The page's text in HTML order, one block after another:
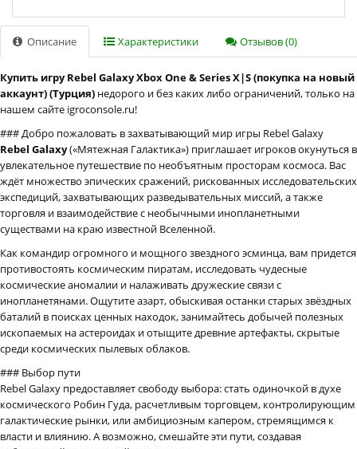
Описание Характеристики Отзывов (0)
Купить игру Rebel Galaxy Xbox One & Series X|S (покупка на новый
аккаунт) (Турция) недорого и без каких либо ограничений, только на
нашем сайте igroconsole.ru!
### Добро пожаловать в захватывающий мир игры Rebel Galaxy
Rebel Galaxy(«Мятежная Галактика») приглашает игроков окунуться в
увлекательное путешествие по необъятным просторам космоса. Вас
ждёт множество эпических сражений, рискованных исследовательских
экспедиций, захватывающих разведывательных миссий, а также
торговля и взаимодействие с необычными инопланетными
существами на краю известной Вселенной.
Как командир огромного и мощного звездного эсминца, вам придется
противостоять космическим пиратам, исследовать чудесные
космические аномалии и налаживать дружеские связи с
инопланетянами. Ощутите азарт, обыскивая останки старых звёздных
баталий в поисках ценных находок, занимайтесь добычей полезных
ископаемых на астероидах и отыщите древние артефакты, скрытые
среди космических пылевых облаков.
### Выбор пути
Rebel Galaxy предоставляет свободу выбора: стать одиночкой в духе
космического Робин Гуда, расчетливым торговцем, контролирующим
галактические рынки, или амбициозным капером, стремящимся к
власти и влиянию. А возможно, смешайте эти пути, создавая